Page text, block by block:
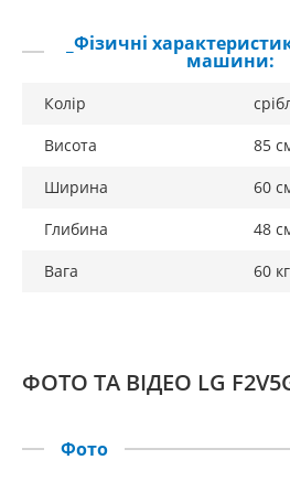
_Фізичні
машини:
Колір
Висота
85
Ширина
60
Глибина
48
Вага
60 кг
ФОТО ТА ВІДЕО LG
Фото